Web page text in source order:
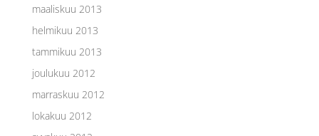
maaliskuu 2013
helmikuu 2013
tammikuu 2013
joulukuu 2012
marraskuu 2012
lokakuu 2012